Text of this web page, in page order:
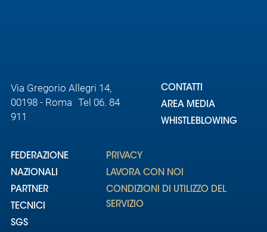
Via Gregorio Allegri 14,
00198 - Roma Tel 06. 84
911
CONTATTI
AREA MEDIA
WHISTLEBLOWING
FEDERAZIONE
NAZIONALI
PARTNER
TECNICI
SGS
PRIVACY
LAVORA CON NOI
CONDIZIONI DI UTILIZZO DEL
SERVIZIO